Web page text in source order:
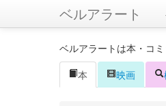
ベルアラート
ベルアラートは本・コ
本
映画